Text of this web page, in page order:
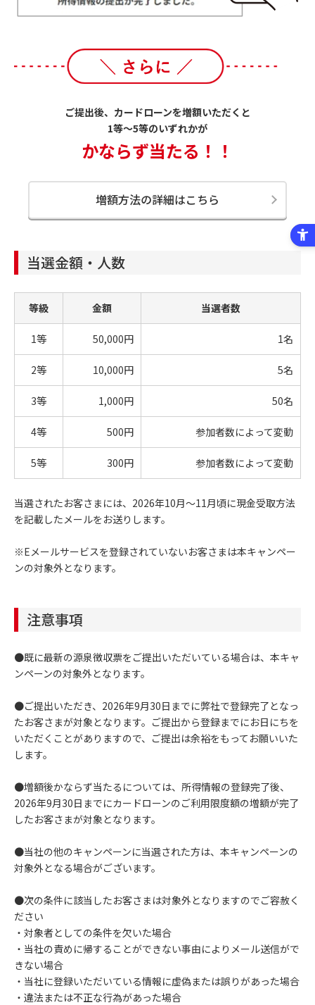
ご提出後、カードローンを増額いただくと
1等～5等のいずれかが
かならず当たる！！
増額方法の詳細はこちら
当選金額・人数
等級 金額 当選者数
1等 50,000円 1名
2等 10,000円 5名
3等 1,000円 50名
4等 500円 参加者数によって変動
5等 300円 参加者数によって変動
当選されたお客さまには、2026年10月～11月頃に現金受取方法
を記載したメールをお送りします。
※Eメールサービスを登録されていないお客さまは本キャンペー
ンの対象外となります。
注意事項
●既に最新の源泉徴収票をご提出いただいている場合は、本キャ
ンペーンの対象外となります。
●ご提出いただき、2026年9月30日までに弊社で登録完了となっ
たお客さまが対象となります。ご提出から登録までにお日にちを
いただくことがありますので、ご提出は余裕をもってお願いいた
します。
●増額後かならず当たるについては、所得情報の登録完了後、
2026年9月30日までにカードローンのご利用限度額の増額が完了
したお客さまが対象となります。
●当社の他のキャンペーンに当選された方は、本キャンペーンの
対象外となる場合がございます。
●次の条件に該当したお客さまは対象外となりますのでご容赦く
ださい
・対象者としての条件を欠いた場合
・当社の責めに帰することができない事由によりメール送信がで
きない場合
・当社に登録いただいている情報に虚偽または誤りがあった場合
・違法または不正な行為があった場合